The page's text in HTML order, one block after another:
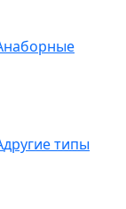
наборные
другие типы